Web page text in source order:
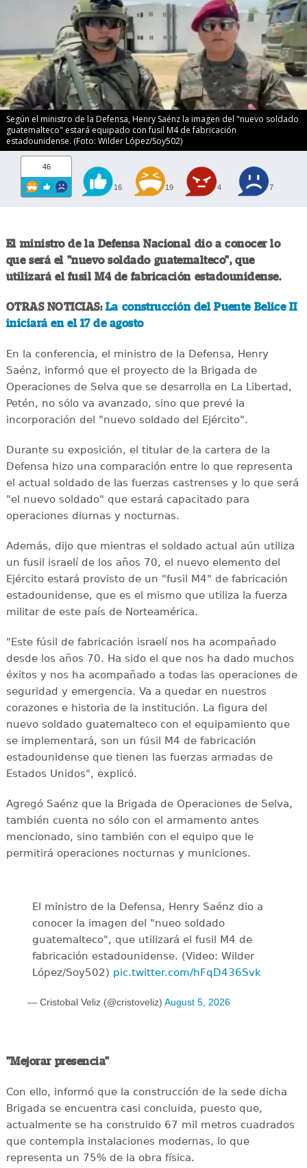
Según el ministro de la Defensa, Henry Saénz la imagen del "nuevo soldado
guatemalteco" estará equipado con fusil M4 de fabricación
estadounidense. (Foto: Wilder López/Soy502)
46
16 19 4 7
El ministro de la Defensa Nacional dio a conocer lo
que será el "nuevo soldado guatemalteco", que
utilizará el fusil M4 de fabricación estadounidense.
OTRAS NOTICIAS:La construcción del Puente Belice II
iniciará en el 17 de agosto
En la conferencia, el ministro de la Defensa, Henry
Saénz, informó que el proyecto de la Brigada de
Operaciones de Selva que se desarrolla en La Libertad,
Petén, no sólo va avanzado, sino que prevé la
incorporación del "nuevo soldado del Ejército".
Durante su exposición, el titular de la cartera de la
Defensa hizo una comparación entre lo que representa
el actual soldado de las fuerzas castrenses y lo que será
"el nuevo soldado" que estará capacitado para
operaciones diurnas y nocturnas.
Además, dijo que mientras el soldado actual aún utiliza
un fusil israelí de los años 70, el nuevo elemento del
Ejército estará provisto de un "fusil M4" de fabricación
estadounidense, que es el mismo que utiliza la fuerza
militar de este país de Norteamérica.
"Este fúsil de fabricación israelí nos ha acompañado
desde los años 70. Ha sido el que nos ha dado muchos
éxitos y nos ha acompañado a todas las operaciones de
seguridad y emergencia. Va a quedar en nuestros
corazones e historia de la institución. La figura del
nuevo soldado guatemalteco con el equipamiento que
se implementará, son un fúsil M4 de fabricación
estadounidense que tienen las fuerzas armadas de
Estados Unidos", explicó.
Agregó Saénz que la Brigada de Operaciones de Selva,
también cuenta no sólo con el armamento antes
mencionado, sino también con el equipo que le
permitirá operaciones nocturnas y municiones.
El ministro de la Defensa, Henry Saénz dio a
conocer la imagen del "nueo soldado
guatemalteco", que utilizará el fusil M4 de
fabricación estadounidense. (Video: Wilder
López/Soy502) pic.twitter.com/hFqD436Svk
— Cristobal Veliz (@cristoveliz) August 5, 2026
"Mejorar presencia"
Con ello, informó que la construcción de la sede dicha
Brigada se encuentra casi concluida, puesto que,
actualmente se ha construido 67 mil metros cuadrados
que contempla instalaciones modernas, lo que
representa un 75% de la obra física.